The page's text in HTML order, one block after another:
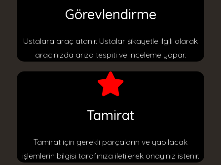
Görevlendirme
Ustalara araç atanır. Ustalar şikayetle ilgili olarak
aracınızda arıza tespiti ve inceleme yapar.
Tamirat
Tamirat için gerekli parçaların ve yapılacak
işlemlerin bilgisi tarafınıza iletilerek onayınız istenir.